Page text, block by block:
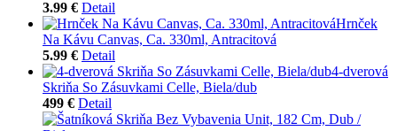
3.99 € Detail
Hrnček
Na Kávu Canvas, Ca. 330ml, Antracitová
5.99 € Detail
4-dverová
Skriňa So Zásuvkami Celle, Biela/dub
499 € Detail